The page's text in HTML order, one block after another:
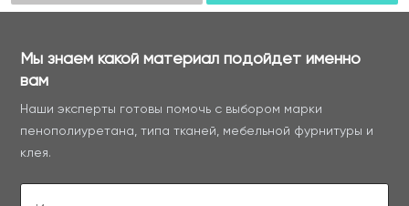
Мы знаем какой материал подойдет именно
вам
Наши эксперты готовы помочь с выбором марки
пенополиуретана, типа тканей, мебельной фурнитуры и
клея.